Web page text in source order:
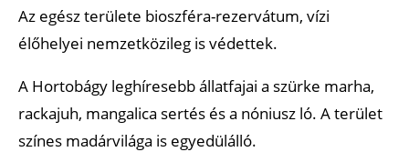
Az egész területe bioszféra-rezervátum, vízi
élőhelyei nemzetközileg is védettek.
A Hortobágy leghíresebb állatfajai a szürke marha,
rackajuh, mangalica sertés és a nóniusz ló. A terület
színes madárvilága is egyedülálló.